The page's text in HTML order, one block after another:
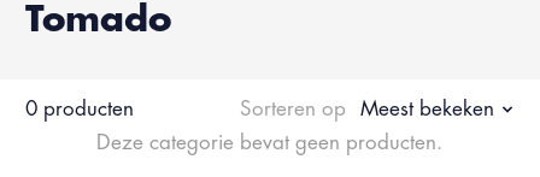
Tomado
0 producten Sorteren op
Meest bekeken
Deze categorie bevat geen producten.